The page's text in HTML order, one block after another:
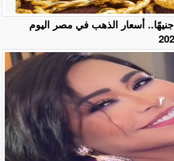
عيار 24 يسجل 6834 جنيهًا.. أسعار الذهب في مصر اليوم